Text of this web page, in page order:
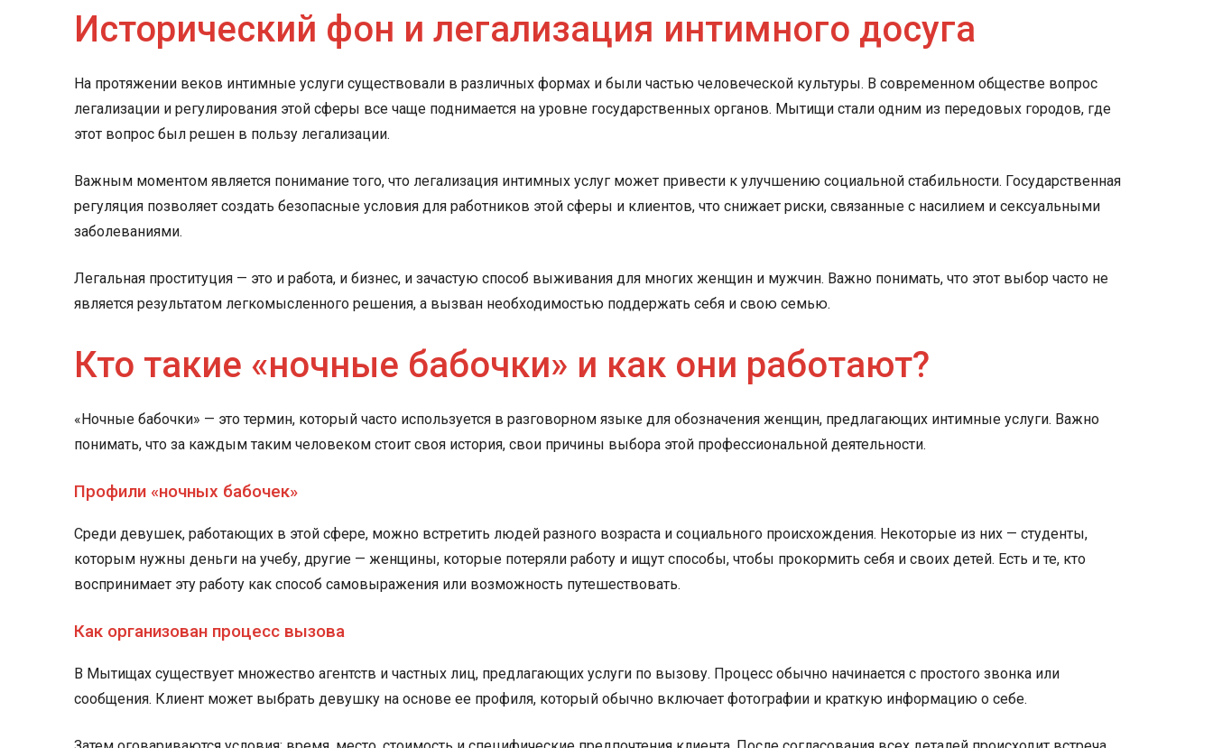
Исторический фон и легализация интимного досуга
На протяжении веков интимные услуги существовали в различных формах и были частью человеческой культуры. В современном обществе вопрос
легализации и регулирования этой сферы все чаще поднимается на уровне государственных органов. Мытищи стали одним из передовых городов, где
этот вопрос был решен в пользу легализации.
Важным моментом является понимание того, что легализация интимных услуг может привести к улучшению социальной стабильности. Государственная
регуляция позволяет создать безопасные условия для работников этой сферы и клиентов, что снижает риски, связанные с насилием и сексуальными
заболеваниями.
Легальная проституция — это и работа, и бизнес, и зачастую способ выживания для многих женщин и мужчин. Важно понимать, что этот выбор часто не
является результатом легкомысленного решения, а вызван необходимостью поддержать себя и свою семью.
Кто такие «ночные бабочки» и как они работают?
«Ночные бабочки» — это термин, который часто используется в разговорном языке для обозначения женщин, предлагающих интимные услуги. Важно
понимать, что за каждым таким человеком стоит своя история, свои причины выбора этой профессиональной деятельности.
Профили «ночных бабочек»
Среди девушек, работающих в этой сфере, можно встретить людей разного возраста и социального происхождения. Некоторые из них — студенты,
которым нужны деньги на учебу, другие — женщины, которые потеряли работу и ищут способы, чтобы прокормить себя и своих детей. Есть и те, кто
воспринимает эту работу как способ самовыражения или возможность путешествовать.
Как организован процесс вызова
В Мытищах существует множество агентств и частных лиц, предлагающих услуги по вызову. Процесс обычно начинается с простого звонка или
сообщения. Клиент может выбрать девушку на основе ее профиля, который обычно включает фотографии и краткую информацию о себе.